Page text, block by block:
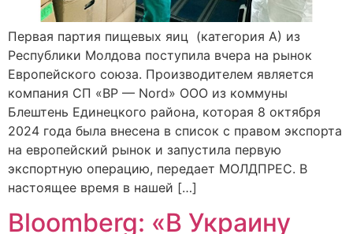
Первая партия пищевых яиц (категория А) из
Республики Молдова поступила вчера на рынок
Европейского союза. Производителем является
компания СП «BP — Nord» ООО из коммуны
Блештень Единецкого района, которая 8 октября
2024 года была внесена в список с правом экспорта
на европейский рынок и запустила первую
экспортную операцию, передает МОЛДПРЕС. В
настоящее время в нашей […]
Bloomberg: «В Украину